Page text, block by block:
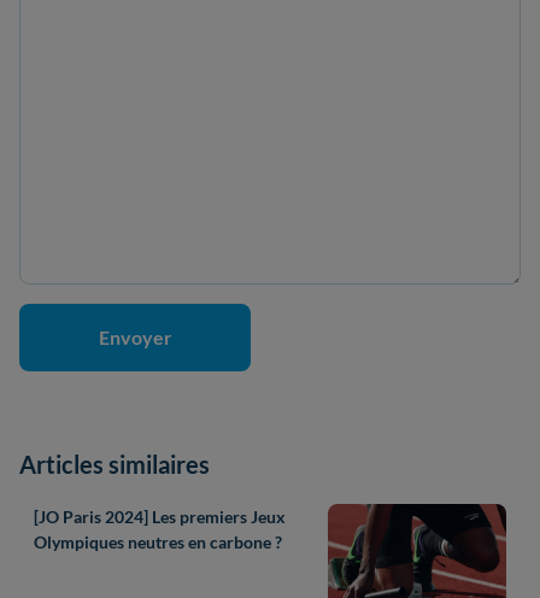
Articles similaires
[JO Paris 2024] Les premiers Jeux
Olympiques neutres en carbone ?